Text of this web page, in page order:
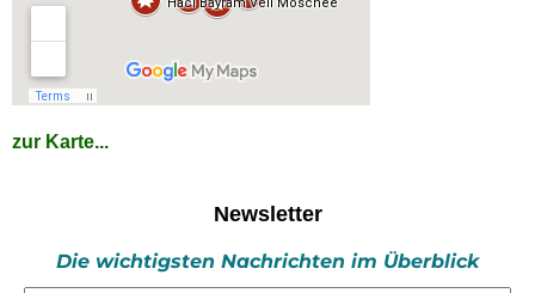
zur Karte...
Newsletter
Die wichtigsten Nachrichten im Überblick